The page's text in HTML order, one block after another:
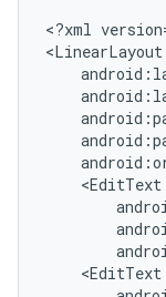
<?xml
<LinearLayout